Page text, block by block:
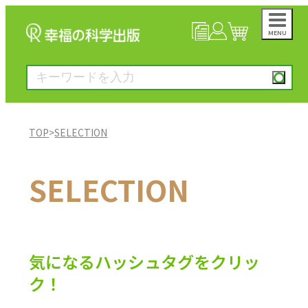
MENU
一般書
絵本
TOP>SELECTION
SELECTION
気になるハッシュタグをクリッ
ク！